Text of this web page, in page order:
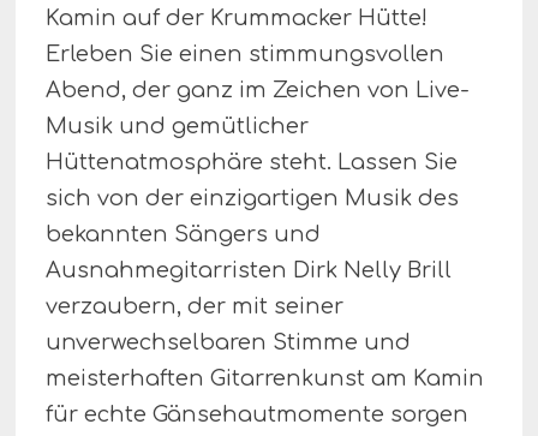
Kamin auf der Krummacker Hütte!
Erleben Sie einen stimmungsvollen
Abend, der ganz im Zeichen von Live-
Musik und gemütlicher
Hüttenatmosphäre steht. Lassen Sie
sich von der einzigartigen Musik des
bekannten Sängers und
Ausnahmegitarristen Dirk Nelly Brill
verzaubern, der mit seiner
unverwechselbaren Stimme und
meisterhaften Gitarrenkunst am Kamin
für echte Gänsehautmomente sorgen